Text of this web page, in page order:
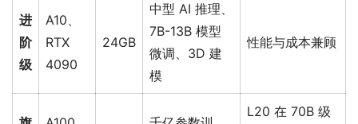
进
阶
级
A10、
RTX
4090
24GB
中型 AI 推理、
7B-13B 模型
微调、3D 建
模
性能与成本兼顾
L20 在 70B 级